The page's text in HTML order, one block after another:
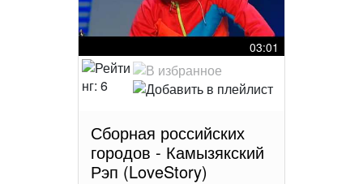
03:01
Сборная российских
городов - Камызякский
Рэп (LoveStory)